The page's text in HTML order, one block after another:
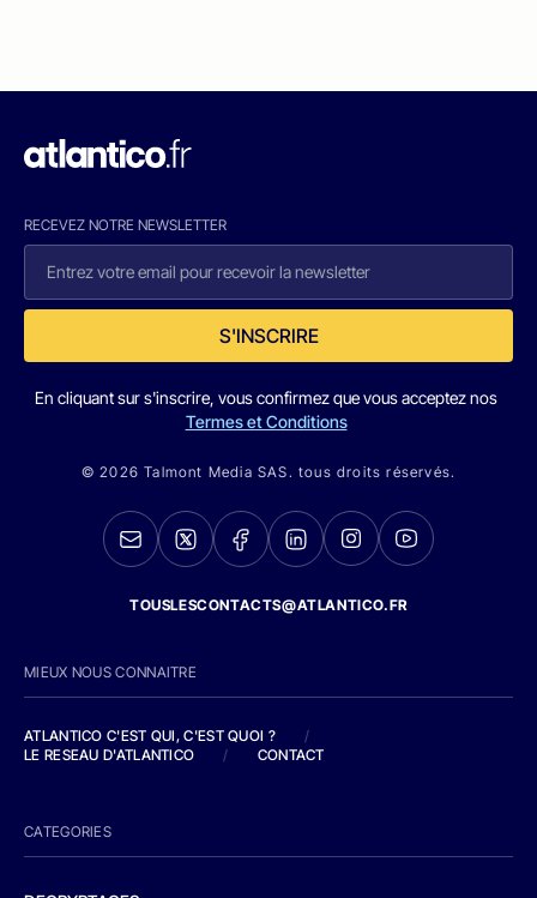
RECEVEZ NOTRE NEWSLETTER
S'INSCRIRE
En cliquant sur s'inscrire, vous confirmez que vous acceptez nos
Termes et Conditions
© 2026 Talmont Media SAS. tous droits réservés.
TOUSLESCONTACTS@ATLANTICO.FR
MIEUX NOUS CONNAITRE
ATLANTICO C'EST QUI, C'EST QUOI ?
/
LE RESEAU D'ATLANTICO
/ CONTACT
CATEGORIES